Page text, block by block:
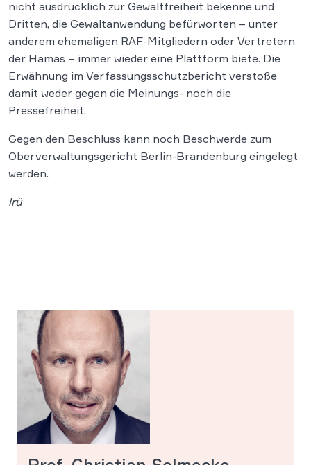
nicht ausdrücklich zur Gewaltfreiheit bekenne und
Dritten, die Gewaltanwendung befürworten – unter
anderem ehemaligen RAF-Mitgliedern oder Vertretern
der Hamas – immer wieder eine Plattform biete. Die
Erwähnung im Verfassungsschutzbericht verstoße
damit weder gegen die Meinungs- noch die
Pressefreiheit.
Gegen den Beschluss kann noch Beschwerde zum
Oberverwaltungsgericht Berlin-Brandenburg eingelegt
werden.
lrü